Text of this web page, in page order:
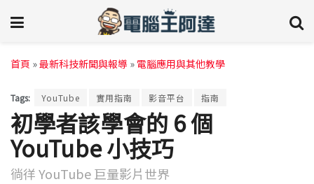
首頁 »最新科技新聞與報導 » 電腦應用與其他教學
Tags: YouTube 實用指南 影音平台 指南
初學者該學會的 6 個
YouTube 小技巧
徜徉 YouTube 巨量影片世界